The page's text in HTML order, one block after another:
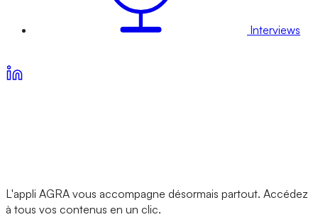
Interviews
L'appli AGRA vous accompagne désormais partout. Accédez
à tous vos contenus en un clic.